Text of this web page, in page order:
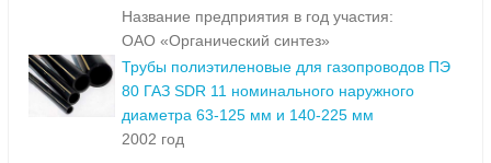
Название предприятия в год участия:
ОАО «Органический синтез»
Трубы полиэтиленовые для газопроводов ПЭ
80 ГАЗ SDR 11 номинального наружного
диаметра 63-125 мм и 140-225 мм
2002 год